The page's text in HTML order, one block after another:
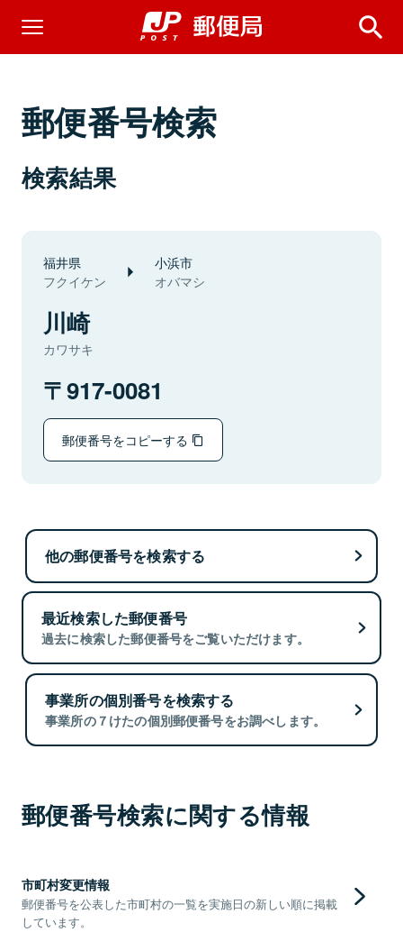
郵便番号検索
検索結果
福井県
フクイケン
小浜市
オバマシ
川崎
カワサキ
917-0081
郵便番号をコピーする
他の郵便番号を検索する
最近検索した郵便番号
過去に検索した郵便番号をご覧いただけます。
事業所の個別番号を検索する
事業所の７けたの個別郵便番号をお調べします。
郵便番号検索に関する情報
市町村変更情報
郵便番号を公表した市町村の一覧を実施日の新しい順に掲載
しています。